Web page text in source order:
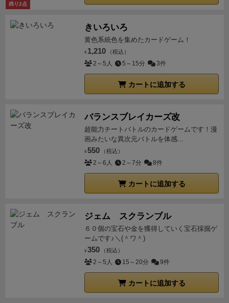
残り2点
きいろいろ
黄色系統色を集めたカードゲーム！
¥ 1,210 （税込）
2～5人 5～15分 3件
カートに追加する
バランスブレイカーズ改
超能力チートバトルのカードゲームです！漫
画みたいな異次元バトルを体感...
¥ 550 （税込）
2～6人 2～7分 8件
カートに追加する
ジェム スクランブル
６０個の宝石や金を獲得していく宝石採掘ゲ
ームです♪＼(＾ワ＾)
¥ 350 （税込）
2～5人 15～20分 9件
カートに追加する